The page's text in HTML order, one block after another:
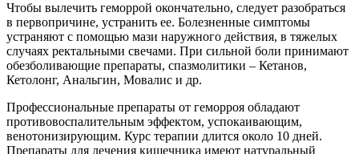
Чтобы вылечить геморрой окончательно, следует разобраться
в первопричине, устранить ее. Болезненные симптомы
устраняют с помощью мази наружного действия, в тяжелых
случаях ректальными свечами. При сильной боли принимают
обезболивающие препараты, спазмолитики – Кетанов,
Кетолонг, Анальгин, Мовалис и др.
Профессиональные препараты от геморроя обладают
противовоспалительным эффектом, успокаивающим,
венотонизирующим. Курс терапии длится около 10 дней.
Препараты для лечения кишечника имеют натуральный